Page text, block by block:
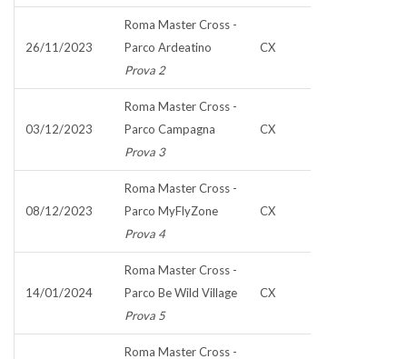
26/11/2023
Roma Master Cross -
Parco Ardeatino
Prova 2
CX
03/12/2023
Roma Master Cross -
Parco Campagna
Prova 3
CX
08/12/2023
Roma Master Cross -
Parco MyFlyZone
Prova 4
CX
14/01/2024
Roma Master Cross -
Parco Be Wild Village
Prova 5
CX
Roma Master Cross -